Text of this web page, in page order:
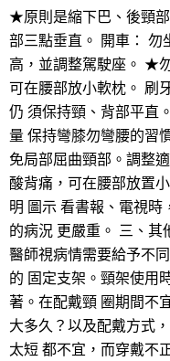
★原則是縮下巴、後頸
部三點垂直。 開車： 勿
高，並調整駕駛座。 ★
可在腰部放小軟枕。 刷
仍 須保持頸、背部平直
量 保持彎膝勿彎腰的習
免局部屈曲頸部。調整
酸背痛，可在腰部放置
明 圖示 看書報、電視
的病況 更嚴重。 三、其
醫師視病情需要給予不
的 固定支架。頸架使用
著。在配戴頸 圈期間不
大多久？以及配戴方式
太短 都不宜，而穿戴不